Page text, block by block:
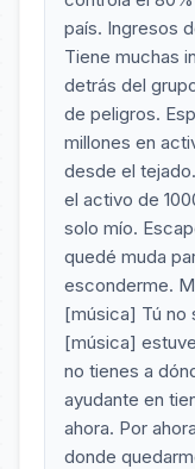
país. Ingresos
Tiene muchas
detrás del
de peligros.
millones en
desde el
el activo de
solo mío.
quedé muda
esconderme.
[música] Tú no
[música]
no tienes a
ayudante en
ahora. Por
donde